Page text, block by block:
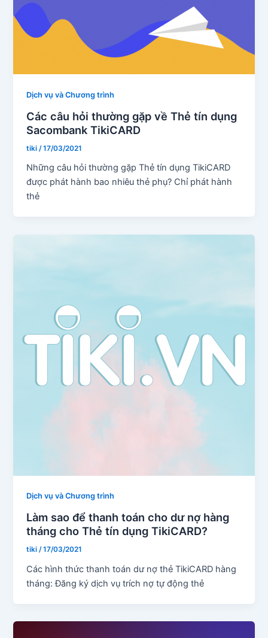
Dịch vụ và Chương trình
Các câu hỏi thường gặp về Thẻ tín dụng
Sacombank TikiCARD
tiki /17/03/2021
Những câu hỏi thường gặp Thẻ tín dụng TikiCARD
được phát hành bao nhiêu thẻ phụ? Chỉ phát hành
thẻ
Dịch vụ và Chương trình
Làm sao để thanh toán cho dư nợ hàng
tháng cho Thẻ tín dụng TikiCARD?
tiki/17/03/2021
Các hình thức thanh toán dư nợ thẻ TikiCARD hàng
tháng: Đăng ký dịch vụ trích nợ tự động thẻ